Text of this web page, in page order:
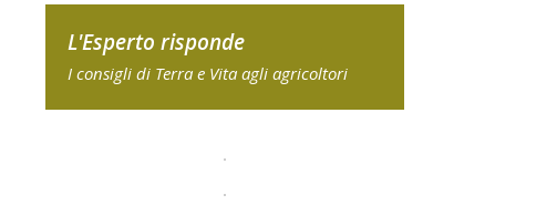
L'Esperto risponde
I consigli di Terra e Vita agli agricoltori